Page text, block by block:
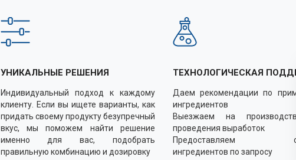
УНИКАЛЬНЫЕ РЕШЕНИЯ
Индивидуальный подход к каждому
клиенту. Если вы ищете варианты, как
придать своему продукту безупречный
вкус, мы поможем найти решение
именно для вас, подобрать
правильную комбинацию и дозировку
ТЕХНОЛОГИЧЕСКАЯ
Даем рекомендации по
ингредиентов
Выезжаем на
проведения выработок
Предоставляем
ингредиентов по запросу